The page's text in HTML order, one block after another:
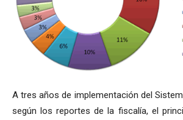
A tres años de implementación del
según los reportes de la fiscalía, el